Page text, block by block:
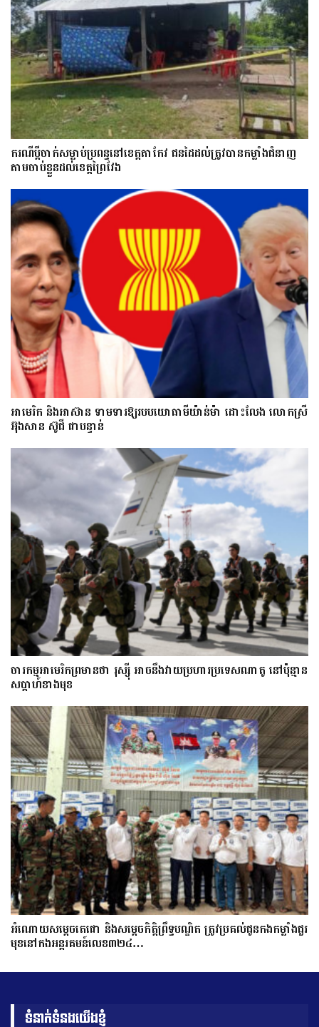
ករណីប្ដីចាក់សម្លាប់ប្រពន្ធនៅខេត្តតាកែវ ជនដៃដល់ត្រូវបានកម្លាំងជំនាញ
តាមចាប់ខ្លួនដល់ខេត្តព្រៃវែង
អាមេរិក និងអាស៊ាន ទាមទារឱ្យ​របបយោធាមីយ៉ាន់ម៉ា​ ដោះ​លែង​ លោកស្រី
អ៊ុងសាន ស៊ូជី ជា​បន្ទាន់
ចារកម្ម​អាមេរិក​ព្រមាន​ថា​ រុស្ស៊ី​ អាចនឹងវាយប្រហារប្រទេស​​ណា​តូ ​នៅ​ប៉ុន្មាន​
សប្តាហ៍​​ខាង​មុខ​​
អំណោយសម្តេចតេជោ និងសម្តេចកិត្តិព្រឹទ្ធបណ្ឌិត ត្រូវប្រគល់ជូនកងកម្លាំងជួរ
មុខនៅកងអន្តរគមន៍លេខ៣២៤…
ទំនាក់ទំនងយើងខ្ញុំ